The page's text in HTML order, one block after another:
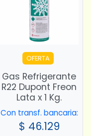
OFERTA
Gas Refrigerante
R22 Dupont Freon
Lata x 1 Kg.
Con transf. bancaria:
$ 46.129